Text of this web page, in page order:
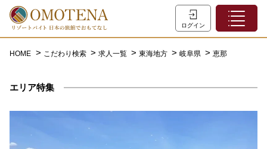
ログイン
ホーム
主な職種
初めての方へ
お問い合わせ
HOME こだわり検索 求人一覧 東海地方 岐阜県 恵那
エリア特集